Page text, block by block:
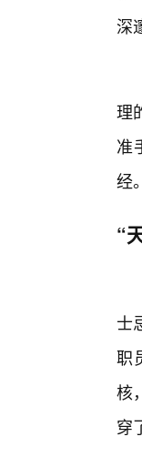
深
理
准
经。
“
士
职
核
穿